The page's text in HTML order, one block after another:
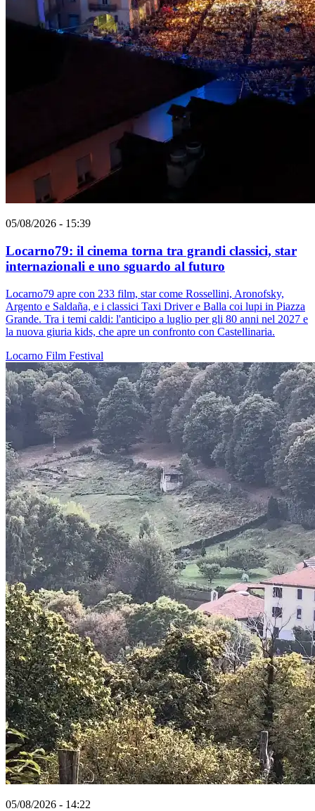
05/08/2026 - 15:39
Locarno79: il cinema torna tra grandi classici, star
internazionali e uno sguardo al futuro
Locarno79 apre con 233 film, star come Rossellini, Aronofsky,
Argento e Saldaña, e i classici Taxi Driver e Balla coi lupi in Piazza
Grande. Tra i temi caldi: l'anticipo a luglio per gli 80 anni nel 2027 e
la nuova giuria kids, che apre un confronto con Castellinaria.
Locarno Film Festival
05/08/2026 - 14:22